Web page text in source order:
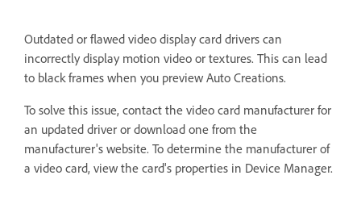
Outdated or flawed video display card drivers can
incorrectly display motion video or textures. This can lead
to black frames when you preview Auto Creations.
To solve this issue, contact the video card manufacturer for
an updated driver or download one from the
manufacturer's website. To determine the manufacturer of
a video card, view the card's properties in Device Manager.